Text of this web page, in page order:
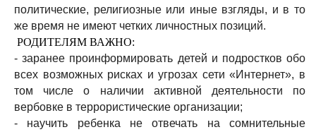
политические, религиозные или иные взгляды, и в то
же время не имеют четких личностных позиций.
РОДИТЕЛЯМ ВАЖНО:
- заранее проинформировать детей и подростков обо
всех возможных рисках и угрозах сети «Интернет», в
том числе о наличии активной деятельности по
вербовке в террористические организации;
- научить ребенка не отвечать на сомнительные